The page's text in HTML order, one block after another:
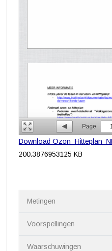
Page
Download
200.3876953125 KB
Metingen
Voorspellingen
Waarschuwingen